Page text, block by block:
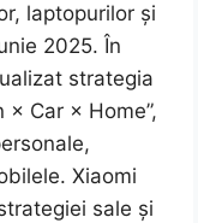
laptopurilor și
2025. În
strategia
Car × Home”,
Xiaomi
sale și